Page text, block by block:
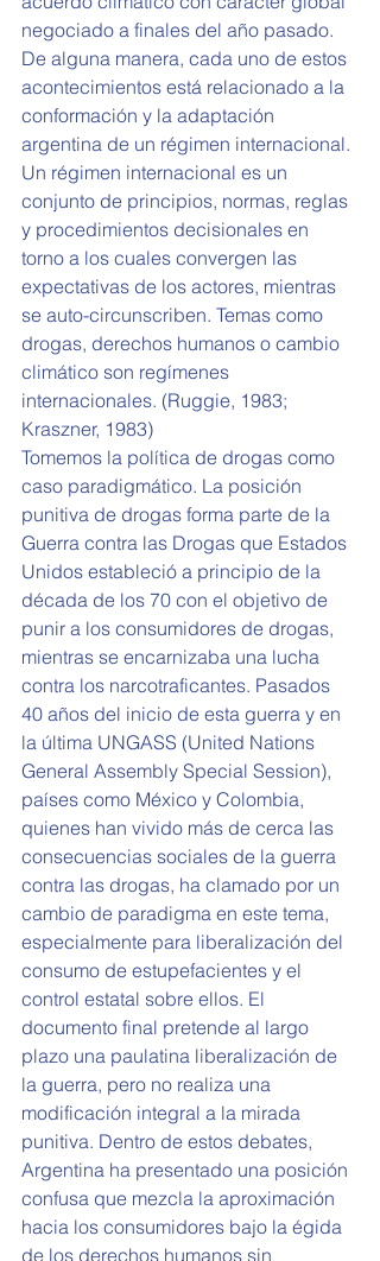
negociado a finales del año pasado.
De alguna manera, cada uno de estos
acontecimientos está relacionado a la
conformación y la adaptación
argentina de un régimen internacional.
Un régimen internacional es un
conjunto de principios, normas, reglas
y procedimientos decisionales en
torno a los cuales convergen las
expectativas de los actores, mientras
se auto-circunscriben. Temas como
drogas, derechos humanos o cambio
climático son regímenes
internacionales. (Ruggie, 1983;
Kraszner, 1983)
Tomemos la política de drogas como
caso paradigmático. La posición
punitiva de drogas forma parte de la
Guerra contra las Drogas que Estados
Unidos estableció a principio de la
década de los 70 con el objetivo de
punir a los consumidores de drogas,
mientras se encarnizaba una lucha
contra los narcotraficantes. Pasados
40 años del inicio de esta guerra y en
la última UNGASS (United Nations
General Assembly Special Session),
países como México y Colombia,
quienes han vivido más de cerca las
consecuencias sociales de la guerra
contra las drogas, ha clamado por un
cambio de paradigma en este tema,
especialmente para liberalización del
consumo de estupefacientes y el
control estatal sobre ellos. El
documento final pretende al largo
plazo una paulatina liberalización de
la guerra, pero no realiza una
modificación integral a la mirada
punitiva. Dentro de estos debates,
Argentina ha presentado una posición
confusa que mezcla la aproximación
hacia los consumidores bajo la égida
de los derechos humanos sin